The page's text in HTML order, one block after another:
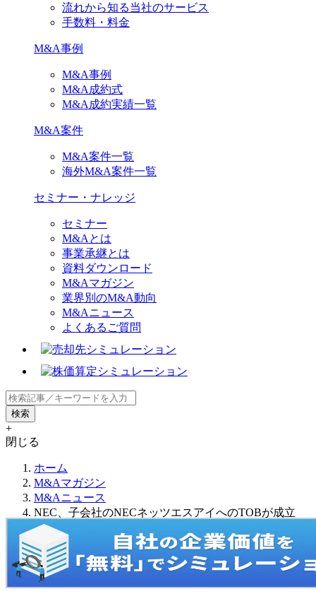
流れから知る当社のサービス
手数料・料金
M&A事例
M&A事例
M&A成約式
M&A成約実績一覧
M&A案件
M&A案件一覧
海外M&A案件一覧
セミナー・ナレッジ
セミナー
M&Aとは
事業承継とは
資料ダウンロード
M&Aマガジン
業界別のM&A動向
M&Aニュース
よくあるご質問
+
閉じる
ホーム
M&Aマガジン
M&Aニュース
NEC、子会社のNECネッツエスアイへのTOBが成立